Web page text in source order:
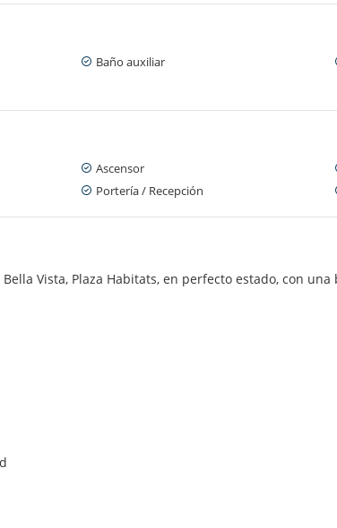
Baño auxiliar
Ascensor
Portería / Recepción
Vista, Plaza Habitats, en perfecto estado, con